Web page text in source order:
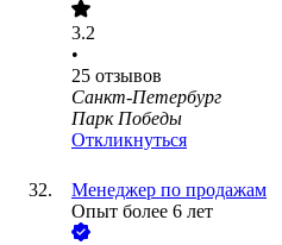
3.2
•
25 отзывов
Санкт-Петербург
Парк Победы
Откликнуться
Менеджер по продажам
Опыт более 6 лет